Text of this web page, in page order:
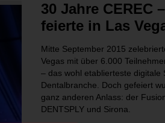
dem Prüfstand: Ist weniger manchmal
(ePA) – Was Sie wissen
Zahntechnik
Alterszahnmedizin
und BT2 Tiefbiss-Korrektor
Zahntechnik Meisterschulen
Unternehmensberatung &
der DGET
– Klinische Aspekte von
bei nicht ordnungsgemäßen
30 Jahre CEREC
feierte in Las
Mitte September 2015
Vegas mit über 6.000
– das wohl etablierteste digitale
Dentalbranche. Doch gefeiert
ganz anderen Anlass: der
DENTSPLY und Sirona.